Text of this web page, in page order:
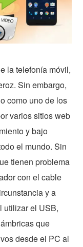
la telefonía móvil,
Sin embargo,
como uno de los
varios sitios web
y bajo
el mundo. Sin
tienen problema
con el cable
y a
utilizar el USB,
que
desde el PC al